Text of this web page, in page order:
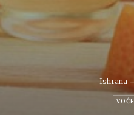
Ishrana
VOĆE